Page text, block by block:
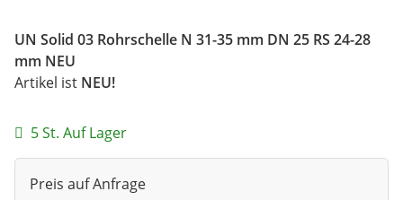
UN Solid 03 Rohrschelle N 31-35 mm DN 25 RS 24-28
mm NEU
Artikel ist NEU!
5 St. Auf Lager
Preis auf Anfrage